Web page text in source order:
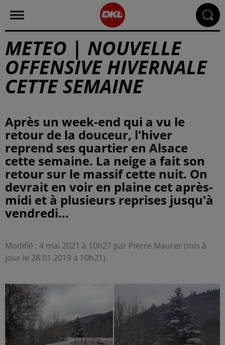
METEO | NOUVELLE
OFFENSIVE HIVERNALE
CETTE SEMAINE
Après un week-end qui a vu le
retour de la douceur, l'hiver
reprend ses quartier en Alsace
cette semaine. La neige a fait son
retour sur le massif cette nuit. On
devrait en voir en plaine cet après-
midi et à plusieurs reprises jusqu'à
vendredi...
Modifié : 4 mai 2021 à 10h27 par Pierre Maurer (mis à
jour le 28.01.2019 à 10h21)